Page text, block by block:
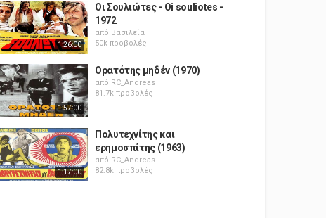
1:26:00
Οι Σουλιώτες - Oi souliotes -
1972
από Βασιλεία
50k προβολές
1:57:00
Ορατότης μηδέν (1970)
από RC_Andreas
81.7k προβολές
1:17:00
Πολυτεχνίτης και
ερημοσπίτης (1963)
από RC_Andreas
82.8k προβολές